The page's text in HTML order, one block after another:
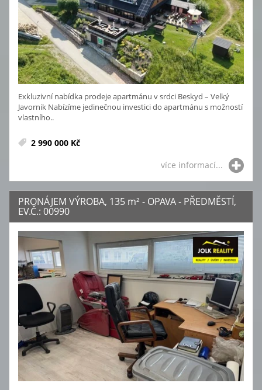
Exkluzivní nabídka prodeje apartmánu v srdci Beskyd – Velký
Javornik Nabízíme jedinečnou investici do apartmánu s možností
vlastního..
2 990 000 Kč
více informací...
PRONÁJEM VÝROBA, 135 m² - OPAVA - PŘEDMĚSTÍ,
EV.Č.: 00990